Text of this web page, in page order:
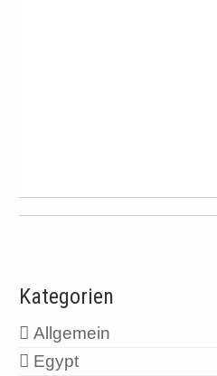
Kategorien
Allgemein
Egypt